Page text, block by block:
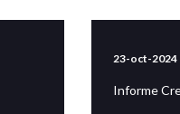
23-oct-2024
Informe